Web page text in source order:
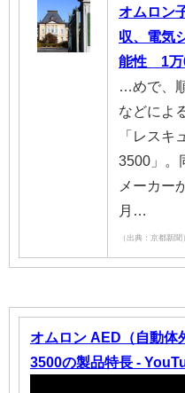
オムロン
収、電気
能性 1万
…めで、
などによ
「レス
3500」。
メーカー
月…
（出典：京都新聞
オムロン AED（自動体
3500の製品特長 -